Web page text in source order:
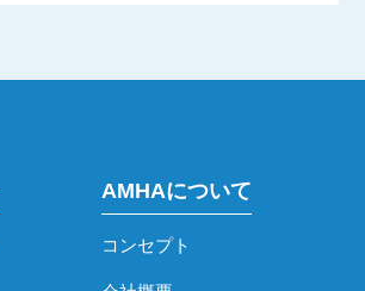
AMHAについて
コンセプト